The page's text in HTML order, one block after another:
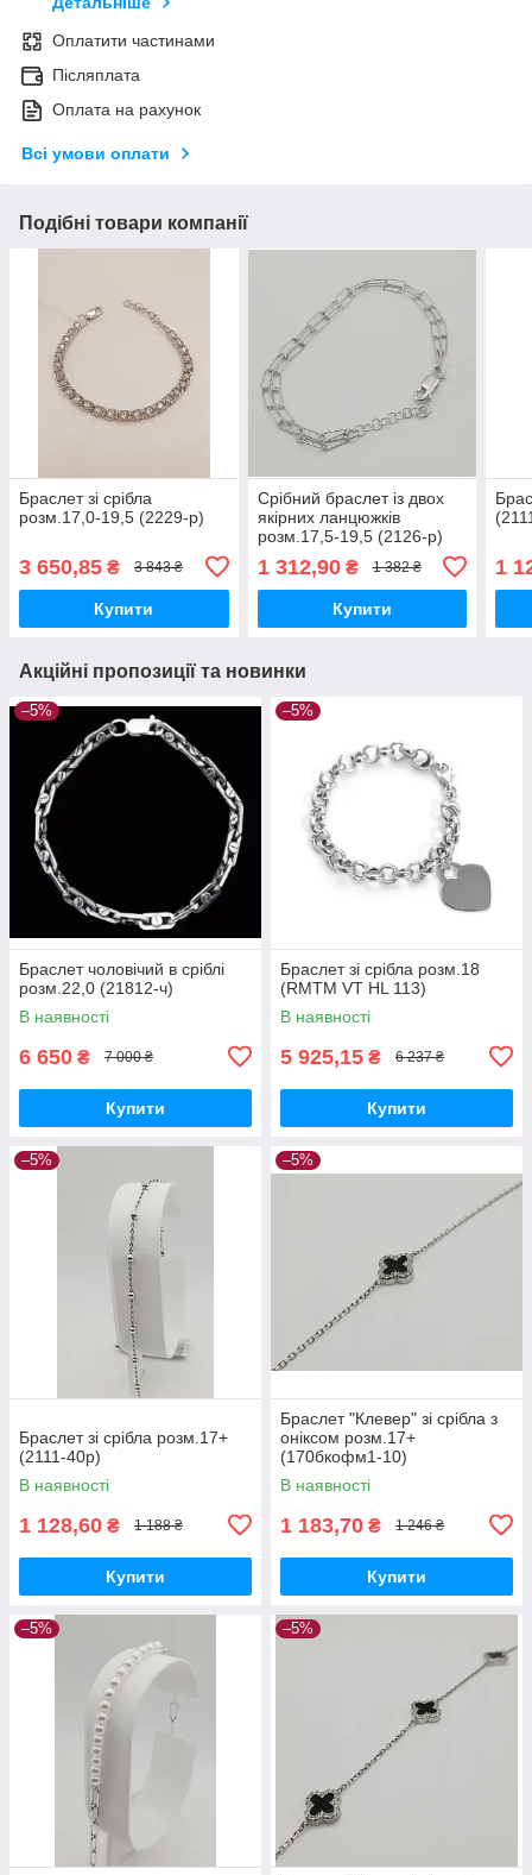
Оплатити частинами
Післяплата
Оплата на рахунок
Всі умови оплати
Подібні товари компанії
Браслет зі срібла
розм.17,0-19,5 (2229-р)
3 650,85 ₴ 3 843 ₴
Купити
Срібний браслет із двох
якірних ланцюжків
розм.17,5-19,5 (2126-р)
1 312,90₴ 1 382 ₴
Купити
1
Акційні пропозиції та новинки
–5%
Браслет чоловічий в сріблі
розм.22,0 (21812-ч)
В наявності
6 650 ₴ 7 000 ₴
Купити
–5%
Браслет зі срібла розм.18
(RMTM VT HL 113)
В наявності
5 925,15 ₴ 6 237 ₴
Купити
–5%
Браслет зі срібла розм.17+
(2111-40р)
В наявності
1 128,60 ₴ 1 188 ₴
Купити
–5%
Браслет "Клевер" зі срібла з
оніксом розм.17+
(170бкофм1-10)
В наявності
1 183,70 ₴ 1 246 ₴
Купити
–5% –5%